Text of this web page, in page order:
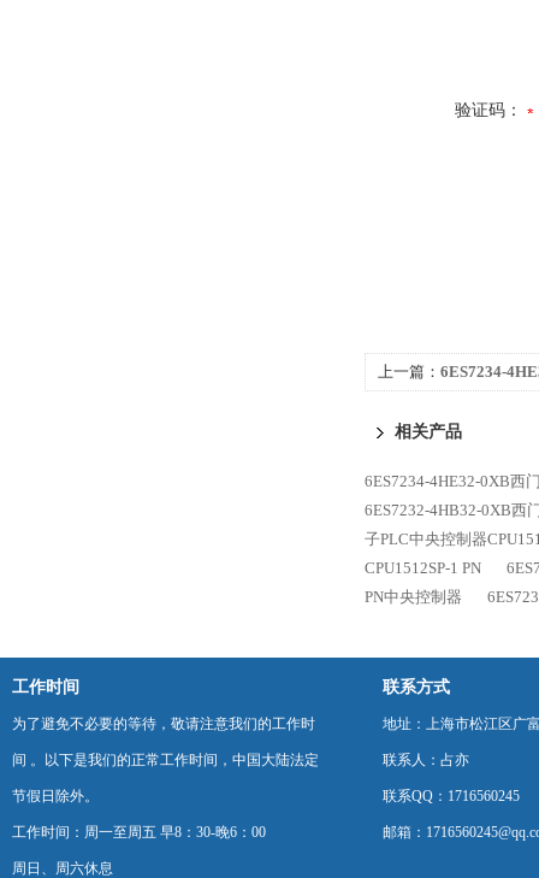
验证码：
上一篇： 6ES7234-
相关产品
6ES7234-4HE32-0XB西
6ES7232-4HB32-0XB西
子PLC中央控制器
CPU1512SP-1 PN
PN中央控制器
工作时间
为了避免不必要的等待，敬请注意我们的工作时
间 。以下是我们的正常工作时间，中国大陆法定
节假日除外。
工作时间：周一至周五 早8：30-晚6：00
周日、周六休息
联系方式
地址：上海市松江区广
联系人：占亦
联系QQ：1716560245
邮箱：